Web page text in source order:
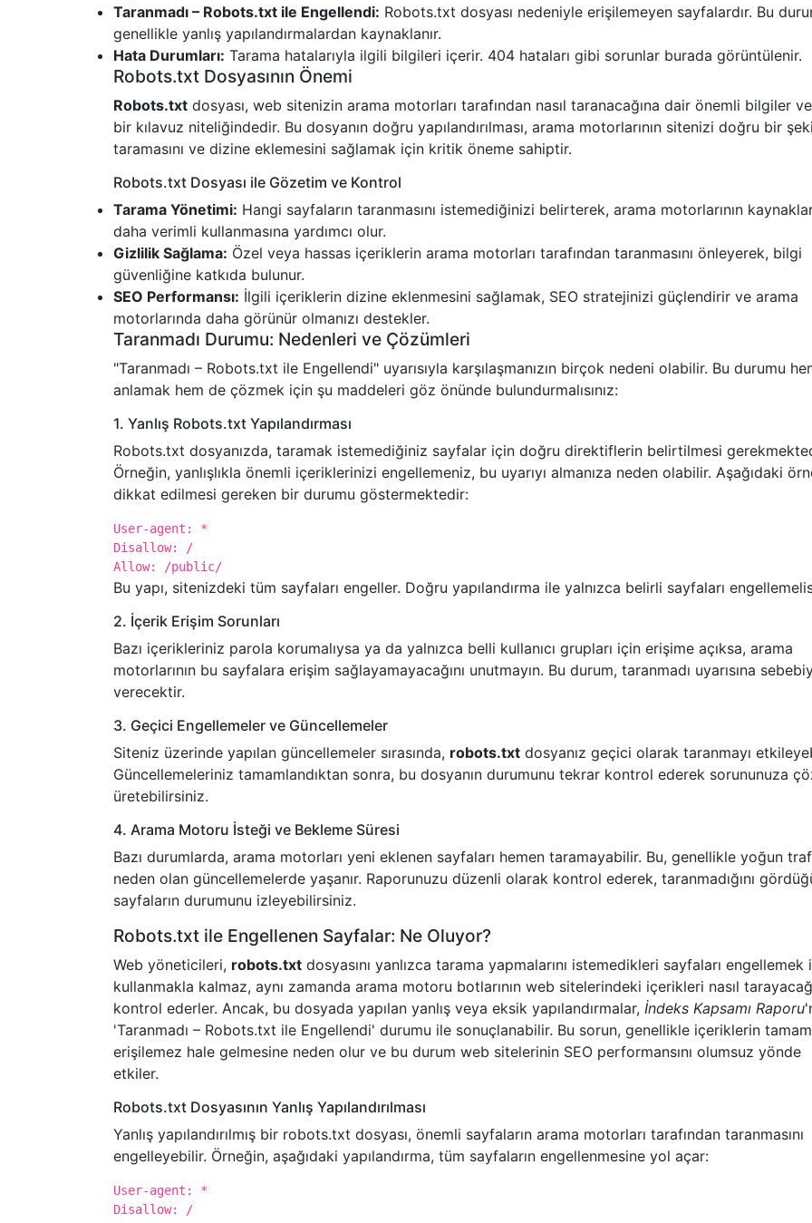
Taranmadı – Robots.txt ile Engellendi: Robots.txt dosyası nedeniyle erişilemeyen sayfalardır. Bu
genellikle yanlış yapılandırmalardan kaynaklanır.
Hata Durumları: Tarama hatalarıyla ilgili bilgileri içerir. 404 hataları gibi sorunlar burada görüntülenir.
Robots.txt Dosyasının Önemi
Robots.txt dosyası, web sitenizin arama motorları tarafından nasıl taranacağına dair önemli bilgiler
bir kılavuz niteliğindedir. Bu dosyanın doğru yapılandırılması, arama motorlarının sitenizi doğru bir
taramasını ve dizine eklemesini sağlamak için kritik öneme sahiptir.
Robots.txt Dosyası ile Gözetim ve Kontrol
Tarama Yönetimi: Hangi sayfaların taranmasını istemediğinizi belirterek, arama motorlarının
daha verimli kullanmasına yardımcı olur.
Gizlilik Sağlama: Özel veya hassas içeriklerin arama motorları tarafından taranmasını önleyerek, bilgi
güvenliğine katkıda bulunur.
SEO Performansı: İlgili içeriklerin dizine eklenmesini sağlamak, SEO stratejinizi güçlendirir ve arama
motorlarında daha görünür olmanızı destekler.
Taranmadı Durumu: Nedenleri ve Çözümleri
"Taranmadı – Robots.txt ile Engellendi" uyarısıyla karşılaşmanızın birçok nedeni olabilir. Bu durumu
anlamak hem de çözmek için şu maddeleri göz önünde bulundurmalısınız:
1. Yanlış Robots.txt Yapılandırması
Robots.txt dosyanızda, taramak istemediğiniz sayfalar için doğru direktiflerin belirtilmesi
Örneğin, yanlışlıkla önemli içeriklerinizi engellemeniz, bu uyarıyı almanıza neden olabilir. Aşağıdaki
dikkat edilmesi gereken bir durumu göstermektedir:
User-agent: *
Disallow: /
Allow: /public/
Bu yapı, sitenizdeki tüm sayfaları engeller. Doğru yapılandırma ile yalnızca belirli sayfaları
2. İçerik Erişim Sorunları
Bazı içerikleriniz parola korumalıysa ya da yalnızca belli kullanıcı grupları için erişime açıksa, arama
motorlarının bu sayfalara erişim sağlayamayacağını unutmayın. Bu durum, taranmadı uyarısına
verecektir.
3. Geçici Engellemeler ve Güncellemeler
Siteniz üzerinde yapılan güncellemeler sırasında, robots.txt dosyanız geçici olarak taranmayı
Güncellemeleriniz tamamlandıktan sonra, bu dosyanın durumunu tekrar kontrol ederek sorununuza
üretebilirsiniz.
4. Arama Motoru İsteği ve Bekleme Süresi
Bazı durumlarda, arama motorları yeni eklenen sayfaları hemen taramayabilir. Bu, genellikle yoğun
neden olan güncellemelerde yaşanır. Raporunuzu düzenli olarak kontrol ederek, taranmadığını
sayfaların durumunu izleyebilirsiniz.
Robots.txt ile Engellenen Sayfalar: Ne Oluyor?
Web yöneticileri, robots.txt dosyasını yanlızca tarama yapmalarını istemedikleri sayfaları engellemek
kullanmakla kalmaz, aynı zamanda arama motoru botlarının web sitelerindeki içerikleri nasıl
kontrol ederler. Ancak, bu dosyada yapılan yanlış veya eksik yapılandırmalar, İndeks Kapsamı Raporu
'Taranmadı – Robots.txt ile Engellendi' durumu ile sonuçlanabilir. Bu sorun, genellikle içeriklerin
erişilemez hale gelmesine neden olur ve bu durum web sitelerinin SEO performansını olumsuz yönde
etkiler.
Robots.txt Dosyasının Yanlış Yapılandırılması
Yanlış yapılandırılmış bir robots.txt dosyası, önemli sayfaların arama motorları tarafından taranmasını
engelleyebilir. Örneğin, aşağıdaki yapılandırma, tüm sayfaların engellenmesine yol açar:
User-agent: *
Disallow: /